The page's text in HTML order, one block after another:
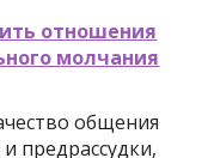
отношения
молчания
общения
предрассудки,